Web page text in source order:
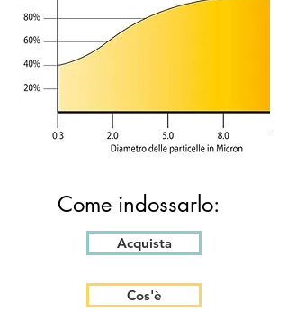
Come indossarlo:
Acquista
Cos'è